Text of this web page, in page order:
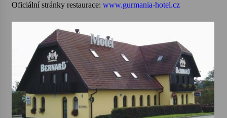
Želiv
3. 7. 2026
Petr Adamec – Malovaný svět
30. 6. 2026
Oficiální stránky restaurace: www.gurmania-hotel.cz